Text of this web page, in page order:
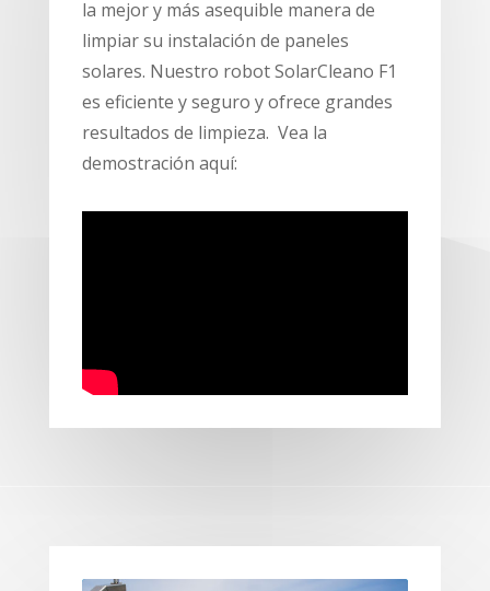
la mejor y más asequible manera de
limpiar su instalación de paneles
solares. Nuestro robot SolarCleano F1
es eficiente y seguro y ofrece grandes
resultados de limpieza. Vea la
demostración aquí: